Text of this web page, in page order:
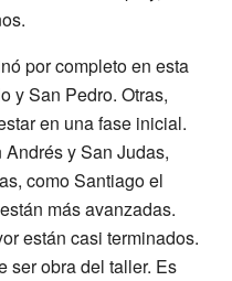
por completo en esta
y San Pedro. Otras,
en una fase inicial.
y San Judas,
como Santiago el
más avanzadas.
están casi terminados.
ser obra del taller. Es